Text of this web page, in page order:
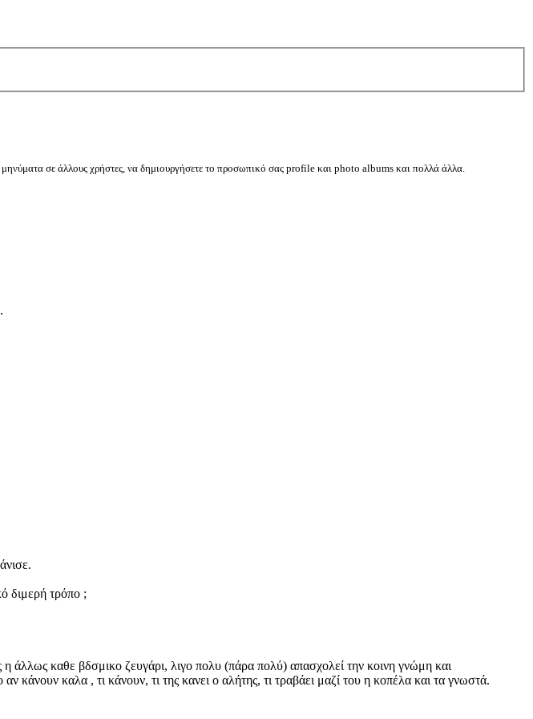
σε άλλους χρήστες, να δημιουργήσετε το προσωπικό σας profile και photo albums και πολλά άλλα.
.
διμερή τρόπο ;
καθε βδσμικο ζευγάρι, λιγο πολυ (πάρα πολύ) απασχολεί την κοινη γνώμη και
καλα , τι κάνουν, τι της κανει ο αλήτης, τι τραβάει μαζί του η κοπέλα και τα γνωστά.